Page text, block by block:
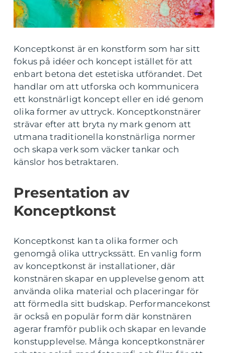
Konceptkonst är en konstform som har sitt
fokus på idéer och koncept istället för att
enbart betona det estetiska utförandet. Det
handlar om att utforska och kommunicera
ett konstnärligt koncept eller en idé genom
olika former av uttryck. Konceptkonstnärer
strävar efter att bryta ny mark genom att
utmana traditionella konstnärliga normer
och skapa verk som väcker tankar och
känslor hos betraktaren.
Presentation av
Konceptkonst
Konceptkonst kan ta olika former och
genomgå olika uttryckssätt. En vanlig form
av konceptkonst är installationer, där
konstnären skapar en upplevelse genom att
använda olika material och placeringar för
att förmedla sitt budskap. Performancekonst
är också en populär form där konstnären
agerar framför publik och skapar en levande
konstupplevelse. Många konceptkonstnärer